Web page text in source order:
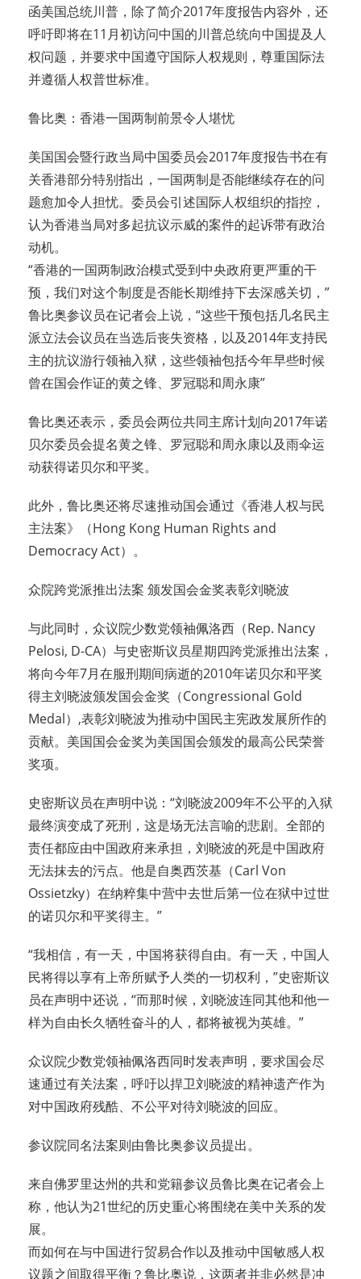
函美国总统川普，除了简介2017年度报告内容外，还
呼吁即将在11月初访问中国的川普总统向中国提及人
权问题，并要求中国遵守国际人权规则，尊重国际法
并遵循人权普世标准。
鲁比奥：香港一国两制前景令人堪忧
美国国会暨行政当局中国委员会2017年度报告书在有
关香港部分特别指出，一国两制是否能继续存在的问
题愈加令人担忧。委员会引述国际人权组织的指控，
认为香港当局对多起抗议示威的案件的起诉带有政治
动机。
“香港的一国两制政治模式受到中央政府更严重的干
预，我们对这个制度是否能长期维持下去深感关切，”
鲁比奥参议员在记者会上说，“这些干预包括几名民主
派立法会议员在当选后丧失资格，以及2014年支持民
主的抗议游行领袖入狱，这些领袖包括今年早些时候
曾在国会作证的黄之锋、罗冠聪和周永康”
鲁比奥还表示，委员会两位共同主席计划向2017年诺
贝尔委员会提名黄之锋、罗冠聪和周永康以及雨伞运
动获得诺贝尔和平奖。
此外，鲁比奥还将尽速推动国会通过《香港人权与民
主法案》（Hong Kong Human Rights and
Democracy Act）。
众院跨党派推出法案 颁发国会金奖表彰刘晓波
与此同时，众议院少数党领袖佩洛西（Rep. Nancy
Pelosi, D-CA）与史密斯议员星期四跨党派推出法案，
将向今年7月在服刑期间病逝的2010年诺贝尔和平奖
得主刘晓波颁发国会金奖（Congressional Gold
Medal）,表彰刘晓波为推动中国民主宪政发展所作的
贡献。美国国会金奖为美国国会颁发的最高公民荣誉
奖项。
史密斯议员在声明中说：“刘晓波2009年不公平的入狱
最终演变成了死刑，这是场无法言喻的悲剧。全部的
责任都应由中国政府来承担，刘晓波的死是中国政府
无法抹去的污点。他是自奥西茨基（Carl Von
Ossietzky）在纳粹集中营中去世后第一位在狱中过世
的诺贝尔和平奖得主。”
“我相信，有一天，中国将获得自由。有一天，中国人
民将得以享有上帝所赋予人类的一切权利，”史密斯议
员在声明中还说，“而那时候，刘晓波连同其他和他一
样为自由长久牺牲奋斗的人，都将被视为英雄。”
众议院少数党领袖佩洛西同时发表声明，要求国会尽
速通过有关法案，呼吁以捍卫刘晓波的精神遗产作为
对中国政府残酷、不公平对待刘晓波的回应。
参议院同名法案则由鲁比奥参议员提出。
来自佛罗里达州的共和党籍参议员鲁比奥在记者会上
称，他认为21世纪的历史重心将围绕在美中关系的发
展。
而如何在与中国进行贸易合作以及推动中国敏感人权
议题之间取得平衡？鲁比奥说，这两者并非必然是冲